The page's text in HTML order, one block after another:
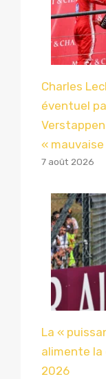
Charles
éventuel
Verstappen
«
7 août 2026
La «
alimente la
2026